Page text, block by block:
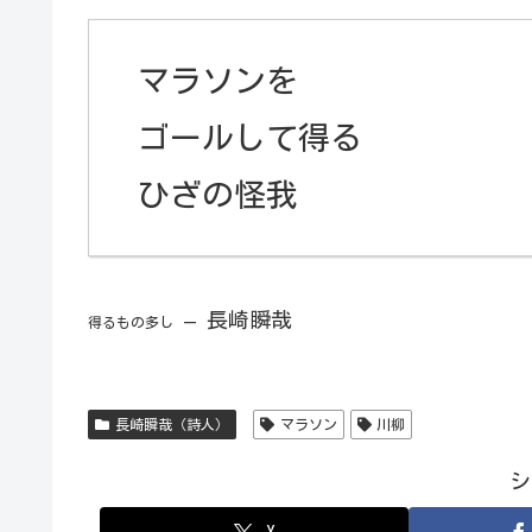
マラソンを
ゴールして得る
ひざの怪我
得るもの多し – 長崎瞬哉
長崎瞬哉（詩人） マラソン 川柳